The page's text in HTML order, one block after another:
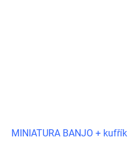
MINIATURA BANJO + kufřík